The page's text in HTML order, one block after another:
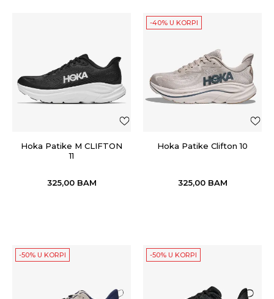
Hoka Patike M CLIFTON
11
325,00 BAM
-40% U KORPI
Hoka Patike Clifton 10
325,00 BAM
-50% U KORPI -50% U KORPI